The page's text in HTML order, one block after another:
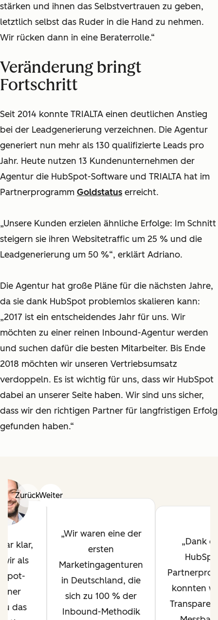
stärken und ihnen das Selbstvertrauen zu geben,
letztlich selbst das Ruder in die Hand zu nehmen.
Wir rücken dann in eine Beraterrolle.“
Veränderung bringt
Fortschritt
Seit 2014 konnte TRIALTA einen deutlichen Anstieg
bei der Leadgenerierung verzeichnen. Die Agentur
generiert nun mehr als 130 qualifizierte Leads pro
Jahr. Heute nutzen 13 Kundenunternehmen der
Agentur die HubSpot-Software und TRIALTA hat im
Partnerprogramm Goldstatus erreicht.
„Unsere Kunden erzielen ähnliche Erfolge: Im Schnitt
steigern sie ihren Websitetraffic um 25 % und die
Leadgenerierung um 50 %“, erklärt Adriano.
Die Agentur hat große Pläne für die nächsten Jahre,
da sie dank HubSpot problemlos skalieren kann:
„2017 ist ein entscheidendes Jahr für uns. Wir
möchten zu einer reinen Inbound-Agentur werden
und suchen dafür die besten Mitarbeiter. Bis Ende
2018 möchten wir unseren Vertriebsumsatz
verdoppeln. Es ist wichtig für uns, dass wir HubSpot
dabei an unserer Seite haben. Wir sind uns sicher,
dass wir den richtigen Partner für langfristigen Erfolg
gefunden haben.“
ZurückWeiter
klar,
wir als
das
Wir waren eine der
ersten
Marketingagenturen
in Deutschland, die
sich zu 100 % der
Inbound-Methodik
Dank
konnten